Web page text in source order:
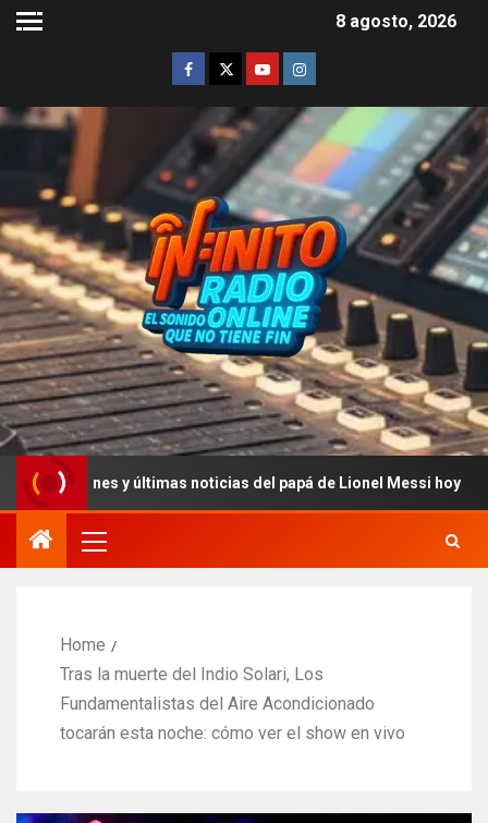
8 agosto, 2026
y últimas noticias del papá de Lionel Messi hoy
Home
Tras la muerte del Indio Solari, Los
Fundamentalistas del Aire Acondicionado
tocarán esta noche: cómo ver el show en vivo